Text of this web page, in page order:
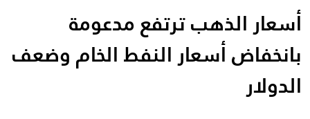
أسعار الذهب ترتفع مدعومة
بانخفاض أسعار النفط الخام وضعف
الدولار